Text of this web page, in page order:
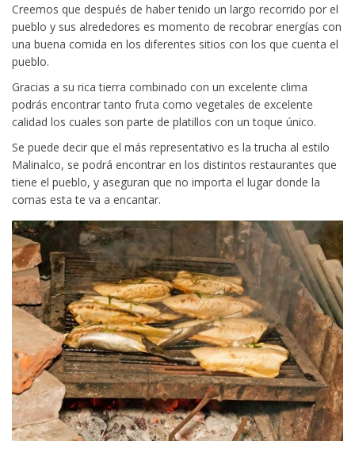
Creemos que después de haber tenido un largo recorrido por el
pueblo y sus alrededores es momento de recobrar energías con
una buena comida en los diferentes sitios con los que cuenta el
pueblo.
Gracias a su rica tierra combinado con un excelente clima
podrás encontrar tanto fruta como vegetales de excelente
calidad los cuales son parte de platillos con un toque único.
Se puede decir que el más representativo es la trucha al estilo
Malinalco, se podrá encontrar en los distintos restaurantes que
tiene el pueblo, y aseguran que no importa el lugar donde la
comas esta te va a encantar.